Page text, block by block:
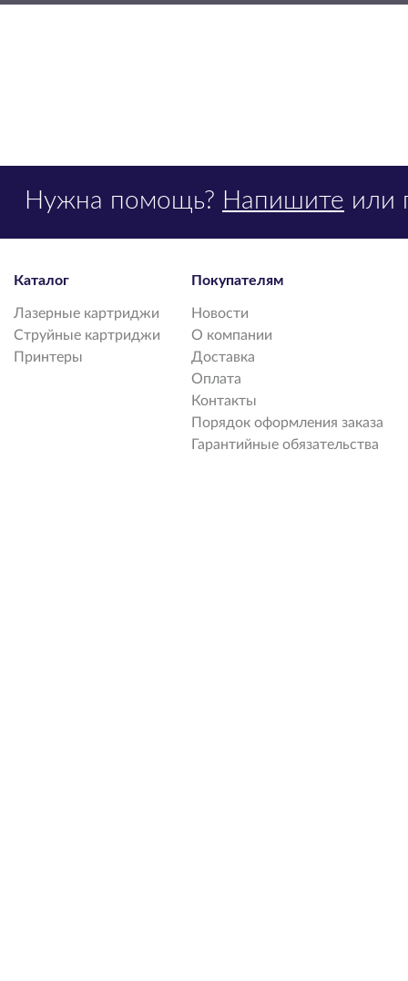
Нужна помощь? Напишите или
Каталог
Лазерные картриджи
Струйные картриджи
Принтеры
Покупателям
Новости
О компании
Доставка
Оплата
Контакты
Порядок оформления заказа
Гарантийные обязательства